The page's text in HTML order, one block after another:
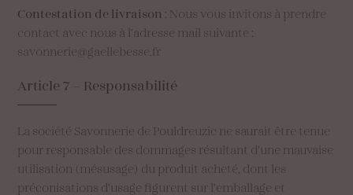
Contestation de livraison : Nous vous invitons à prendre
contact avec nous à l’adresse mail suivante :
savonnerie@gaellebesse.fr
Article 7 Responsabilité
La société Savonnerie de Pouldreuzic ne saurait être tenue
pour responsable des dommages résultant d’une mauvaise
utilisation (mésusage) du produit acheté, dont les
préconisations d’usage figurent sur l’emballage et